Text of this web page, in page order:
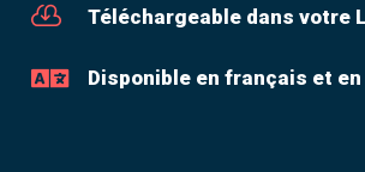
 Téléchargeable dans votre
 Disponible en français et